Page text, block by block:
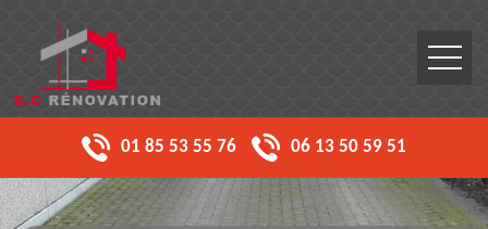
01 85 53 55 76 06 13 50 59 51